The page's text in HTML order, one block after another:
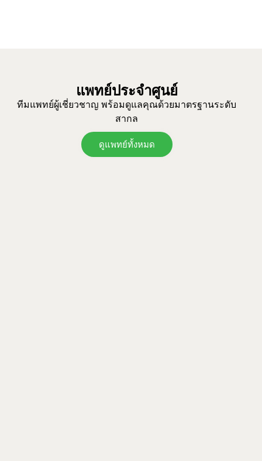
แพทย์ประจำศูนย์
ทีมแพทย์ผู้เชี่ยวชาญ พร้อมดูแลคุณด้วยมาตรฐานระดับ
สากล
ดูแพทย์ทั้งหมด